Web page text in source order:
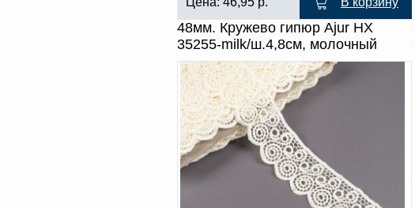
48мм. Кружево гипюр Ajur HX
35255-milk/ш.4,8см, молочный